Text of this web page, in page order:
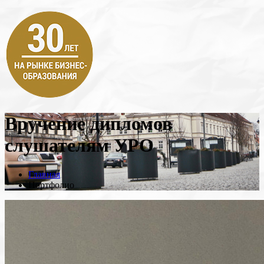
Вручение дипломов
слушателям УРО
Главная
Портфолио